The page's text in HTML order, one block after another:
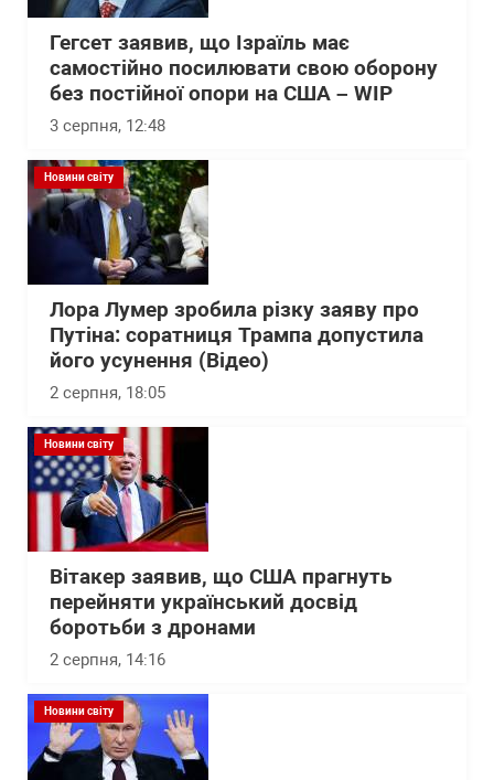
Гегсет заявив, що Ізраїль має
самостійно посилювати свою оборону
без постійної опори на США – WІP
3 серпня, 12:48
Новини світу
Лора Лумер зробила різку заяву про
Путіна: соратниця Трампа допустила
його усунення (Відео)
2 серпня, 18:05
Новини світу
Вітакер заявив, що США прагнуть
перейняти український досвід
боротьби з дронами
2 серпня, 14:16
Новини світу